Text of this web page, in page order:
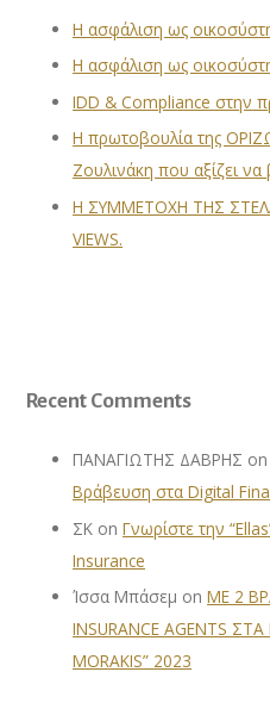
Η ασφάλιση ως
Η ασφάλιση ως
IDD & Compliance στην
Η πρωτοβουλία της
Ζουλινάκη που αξίζει να
Η ΣΥΜΜΕΤΟΧΗ ΤΗΣ
VIEWS.
Recent Comments
ΠΑΝΑΓΙΩΤΗΣ ΔΑΒΡΗΣ on
Βράβευση στα Digital
ΣΚ onΓνωρίστε την
Insurance
Ίσσα Μπάσεμ onΜΕ 2
INSURANCE AGENTS ΣΤΑ
MORAKIS” 2023